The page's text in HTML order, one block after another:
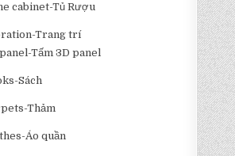
cabinet-Tủ Rượu
Trang trí
Tấm 3D panel
Sách
Thảm
Áo quần